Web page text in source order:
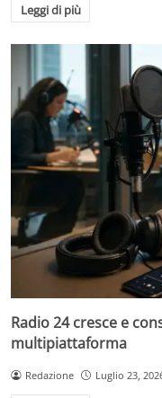
Leggi di più
Radio 24 cresce e
multipiattaforma
Redazione Luglio 23,